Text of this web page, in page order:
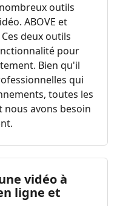
outils
ABOVE et
deux outils
pour
Bien qu'il
qui
toutes les
avons besoin
vidéo à
ligne et